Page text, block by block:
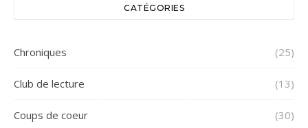
CATÉGORIES
Chroniques (25)
Club de lecture (13)
Coups de coeur (30)